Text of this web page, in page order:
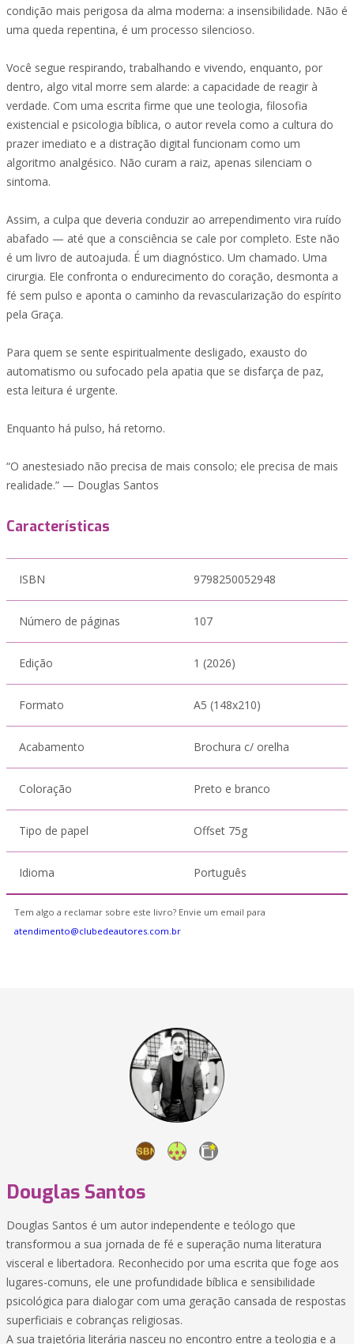
condição mais perigosa da alma moderna: a insensibilidade. Não é
uma queda repentina, é um processo silencioso.
Você segue respirando, trabalhando e vivendo, enquanto, por
dentro, algo vital morre sem alarde: a capacidade de reagir à
verdade. Com uma escrita firme que une teologia, filosofia
existencial e psicologia bíblica, o autor revela como a cultura do
prazer imediato e a distração digital funcionam como um
algoritmo analgésico. Não curam a raiz, apenas silenciam o
sintoma.
Assim, a culpa que deveria conduzir ao arrependimento vira ruído
abafado — até que a consciência se cale por completo. Este não
é um livro de autoajuda. É um diagnóstico. Um chamado. Uma
cirurgia. Ele confronta o endurecimento do coração, desmonta a
fé sem pulso e aponta o caminho da revascularização do espírito
pela Graça.
Para quem se sente espiritualmente desligado, exausto do
automatismo ou sufocado pela apatia que se disfarça de paz,
esta leitura é urgente.
Enquanto há pulso, há retorno.
“O anestesiado não precisa de mais consolo; ele precisa de mais
realidade.” — Douglas Santos
Características
ISBN 9798250052948
Número de páginas 107
Edição 1 (2026)
Formato A5 (148x210)
Acabamento Brochura c/ orelha
Coloração Preto e branco
Tipo de papel Offset 75g
Idioma Português
Tem algo a reclamar sobre este livro? Envie um email para
atendimento@clubedeautores.com.br
Douglas Santos
Douglas Santos é um autor independente e teólogo que
transformou a sua jornada de fé e superação numa literatura
visceral e libertadora. Reconhecido por uma escrita que foge aos
lugares-comuns, ele une profundidade bíblica e sensibilidade
psicológica para dialogar com uma geração cansada de respostas
superficiais e cobranças religiosas.
​A sua trajetória literária nasceu no encontro entre a teologia e a